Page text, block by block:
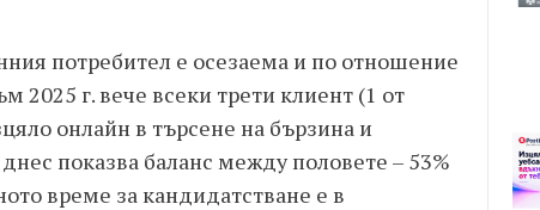
потребител е осезаема и по отношение
2025 г. вече всеки трети клиент (1 от
онлайн в търсене на бързина и
показва баланс между половете – 53%
време за кандидатстване е в